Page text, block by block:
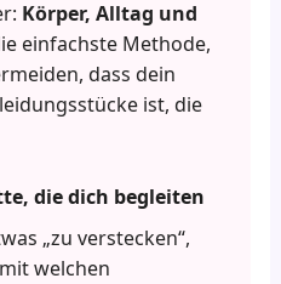
Körper, Alltag und
einfachste Methode,
dass dein
ist, die
die dich begleiten
„zu verstecken“,
welchen